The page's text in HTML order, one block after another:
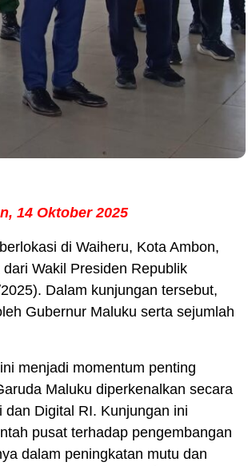
14 Oktober 2025
di Waiheru, Kota Ambon,
Wakil Presiden Republik
Dalam kunjungan tersebut,
Gubernur Maluku serta sejumlah
menjadi momentum penting
Maluku diperkenalkan secara
Digital RI. Kunjungan ini
pusat terhadap pengembangan
dalam peningkatan mutu dan